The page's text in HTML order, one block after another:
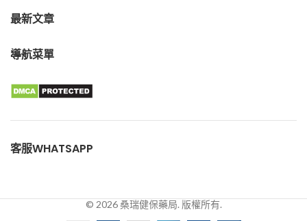
最新文章
導航菜單
客服WHATSAPP
© 2026 桑瑞健保藥局. 版權所有.